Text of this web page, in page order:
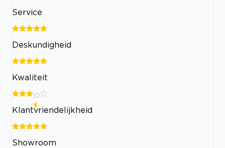
Service
Deskundigheid
Kwaliteit
Klantvriendelijkheid
Showroom